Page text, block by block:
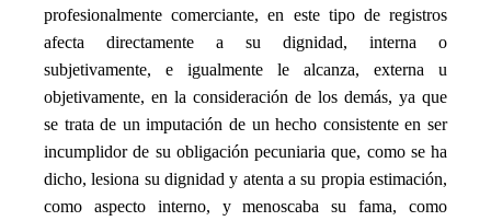
profesionalmente comerciante, en este tipo de registros
afecta directamente a su dignidad, interna o
subjetivamente, e igualmente le alcanza, externa u
objetivamente, en la consideración de los demás, ya que
se trata de un imputación de un hecho consistente en ser
incumplidor de su obligación pecuniaria que, como se ha
dicho, lesiona su dignidad y atenta a su propia estimación,
como aspecto interno, y menoscaba su fama, como